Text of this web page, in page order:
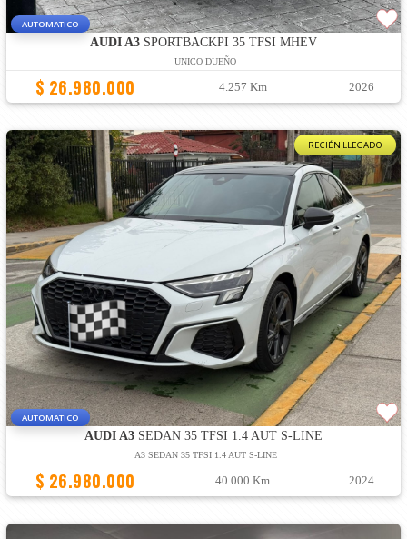
AUTOMATICO
AUDI A3SPORTBACKPI 35 TFSI MHEV
UNICO DUEÑO
$ 26.980.000 4.257 Km 2026
RECIÉN LLEGADO
AUTOMATICO
AUDI A3SEDAN 35 TFSI 1.4 AUT S-LINE
A3 SEDAN 35 TFSI 1.4 AUT S-LINE
$ 26.980.000 40.000 Km 2024